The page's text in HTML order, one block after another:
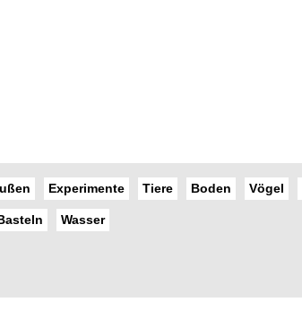
Experimente Tiere Boden Vögel
Wasser